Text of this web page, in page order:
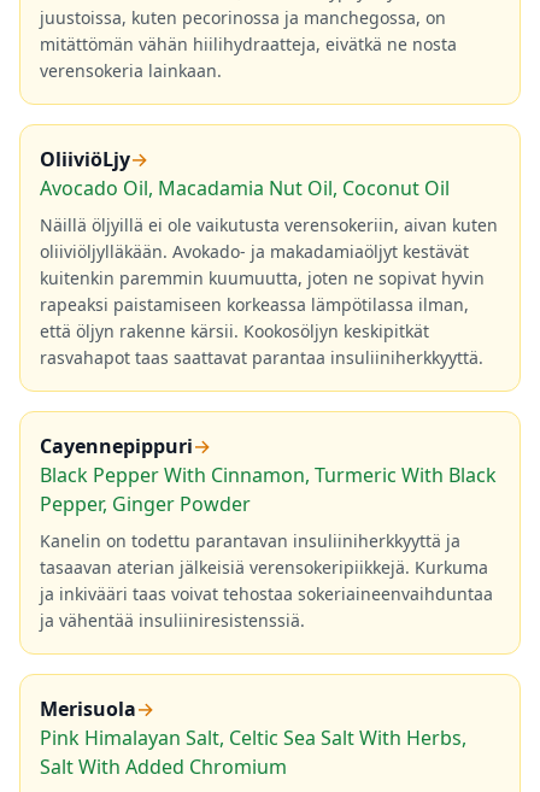
juustoissa, kuten pecorinossa ja manchegossa, on
mitättömän vähän hiilihydraatteja, eivätkä ne nosta
verensokeria lainkaan.
OliiviöLjy→
Avocado Oil, Macadamia Nut Oil, Coconut Oil
Näillä öljyillä ei ole vaikutusta verensokeriin, aivan kuten
oliiviöljylläkään. Avokado- ja makadamiaöljyt kestävät
kuitenkin paremmin kuumuutta, joten ne sopivat hyvin
rapeaksi paistamiseen korkeassa lämpötilassa ilman,
että öljyn rakenne kärsii. Kookosöljyn keskipitkät
rasvahapot taas saattavat parantaa insuliiniherkkyyttä.
Cayennepippuri→
Black Pepper With Cinnamon, Turmeric With Black
Pepper, Ginger Powder
Kanelin on todettu parantavan insuliiniherkkyyttä ja
tasaavan aterian jälkeisiä verensokeripiikkejä. Kurkuma
ja inkivääri taas voivat tehostaa sokeriaineenvaihduntaa
ja vähentää insuliiniresistenssiä.
Merisuola→
Pink Himalayan Salt, Celtic Sea Salt With Herbs,
Salt With Added Chromium